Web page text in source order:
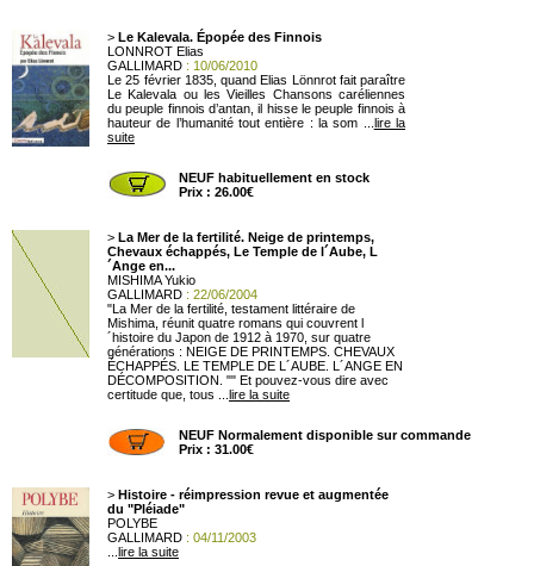
> Le Kalevala. Épopée des Finnois
LONNROT Elias
GALLIMARD : 10/06/2010
Le 25 février 1835, quand Elias Lönnrot fait paraître
Le Kalevala ou les Vieilles Chansons caréliennes
du peuple finnois d’antan, il hisse le peuple finnois à
hauteur de l’humanité tout entière : la som ... lire la
suite
NEUF habituellement en stock
Prix : 26.00€
> La Mer de la fertilité. Neige de printemps,
Chevaux échappés, Le Temple de l´Aube, L
´Ange en...
MISHIMA Yukio
GALLIMARD : 22/06/2004
"La Mer de la fertilité, testament littéraire de
Mishima, réunit quatre romans qui couvrent l
´histoire du Japon de 1912 à 1970, sur quatre
générations : NEIGE DE PRINTEMPS. CHEVAUX
ÉCHAPPÉS. LE TEMPLE DE L´AUBE. L´ANGE EN
DÉCOMPOSITION. "" Et pouvez-vous dire avec
certitude que, tous ... lire la suite
NEUF Normalement disponible sur commande
Prix : 31.00€
> Histoire - réimpression revue et augmentée
du "Pléiade"
POLYBE
GALLIMARD : 04/11/2003
lire la suite